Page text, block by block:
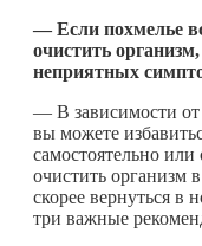
— Если похмелье
очистить
неприятных
— В зависимости от
вы можете
самостоятельно
очистить организм
скорее вернуться в
три важные